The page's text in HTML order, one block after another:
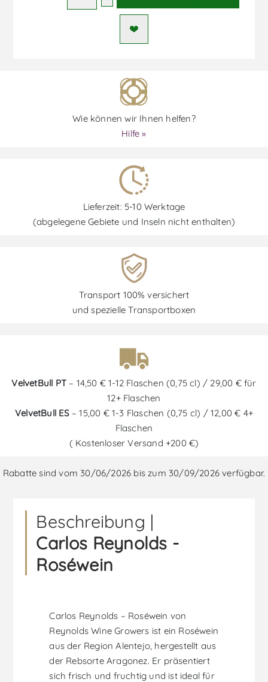
Wie können wir Ihnen helfen?
Hilfe »
Lieferzeit: 5-10 Werktage
(abgelegene Gebiete und Inseln nicht enthalten)
Transport 100% versichert
und spezielle Transportboxen
VelvetBull PT – 14,50 € 1-12 Flaschen (0,75 cl) / 29,00 € für
12+ Flaschen
VelvetBull ES– 15,00 € 1-3 Flaschen (0,75 cl) / 12,00 € 4+
Flaschen
( Kostenloser Versand +200 €)
Rabatte sind vom 30/06/2026 bis zum 30/09/2026 verfügbar.
Beschreibung |
Carlos Reynolds -
Roséwein
Carlos Reynolds – Roséwein von
Reynolds Wine Growers ist ein Roséwein
aus der Region Alentejo, hergestellt aus
der Rebsorte Aragonez. Er präsentiert
sich frisch und fruchtig und ist ideal für